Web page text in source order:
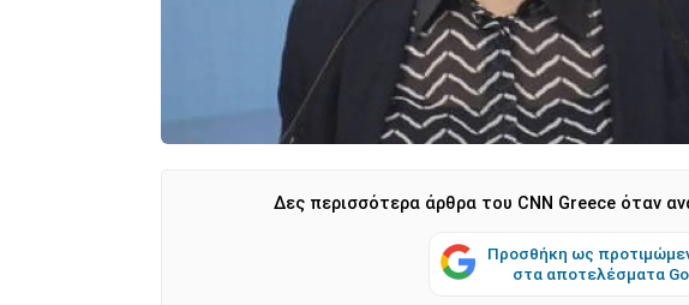
Δες περισσότερα άρθρα του CNN Greece όταν
Προσθήκη ως
στα αποτελέσματα